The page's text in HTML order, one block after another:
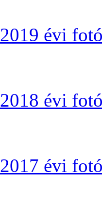
2019 évi
2018 évi
2017 évi